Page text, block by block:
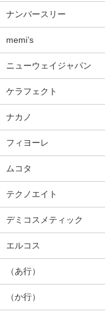
ナンバースリー
memi’s
ニューウェイジャパン
ケラフェクト
ナカノ
フィヨーレ
ムコタ
テクノエイト
デミコスメティック
エルコス
（あ行）
（か行）